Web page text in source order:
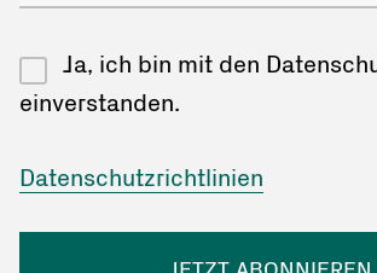
Ja, ich bin mit den
einverstanden.
Datenschutzrichtlinien